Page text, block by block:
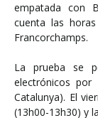
empatada con
cuenta las
Francorchamps.
La prueba se
electrónicos por
Catalunya). El
(13h00-13h30) y